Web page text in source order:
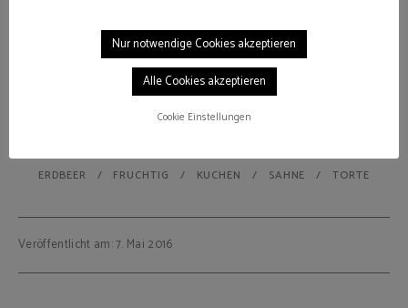
ERDBEER FRUCHTIG KUCHEN SAHNE TORTE
Veröffentlicht am: 7. Mai 2016
Nur notwendige Cookies akzeptieren
Alle Cookies akzeptieren
Cookie Einstellungen